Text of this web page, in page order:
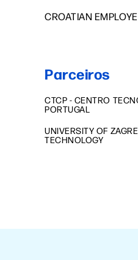
CROATIAN
Parceiros
CTCP - CENTRO
PORTUGAL
UNIVERSITY OF
TECHNOLOGY